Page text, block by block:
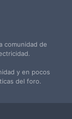
comunidad de
y en pocos
del foro.